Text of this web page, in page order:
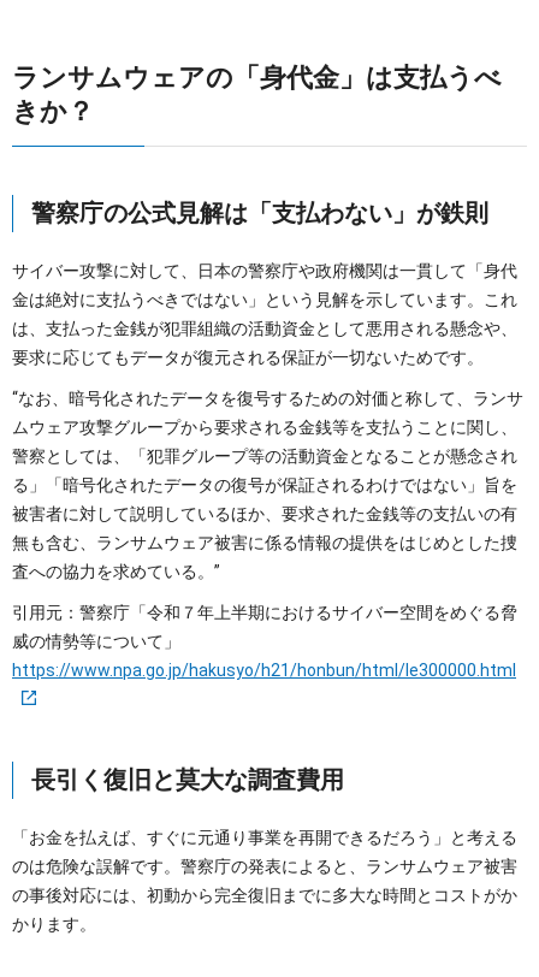
ランサムウェアの「身代金」は支払うべ
きか？
警察庁の公式見解は「支払わない」が鉄則
サイバー攻撃に対して、日本の警察庁や政府機関は一貫して「身代
金は絶対に支払うべきではない」という見解を示しています。これ
は、支払った金銭が犯罪組織の活動資金として悪用される懸念や、
要求に応じてもデータが復元される保証が一切ないためです。
“なお、暗号化されたデータを復号するための対価と称して、ランサ
ムウェア攻撃グループから要求される金銭等を支払うことに関し、
警察としては、「犯罪グループ等の活動資金となることが懸念され
る」「暗号化されたデータの復号が保証されるわけではない」旨を
被害者に対して説明しているほか、要求された金銭等の支払いの有
無も含む、ランサムウェア被害に係る情報の提供をはじめとした捜
査への協力を求めている。”
引用元：警察庁「令和７年上半期におけるサイバー空間をめぐる脅
威の情勢等について」
https://www.npa.go.jp/hakusyo/h21/honbun/html/le300000.html
長引く復旧と莫大な調査費用
「お金を払えば、すぐに元通り事業を再開できるだろう」と考える
のは危険な誤解です。警察庁の発表によると、ランサムウェア被害
の事後対応には、初動から完全復旧までに多大な時間とコストがか
かります。